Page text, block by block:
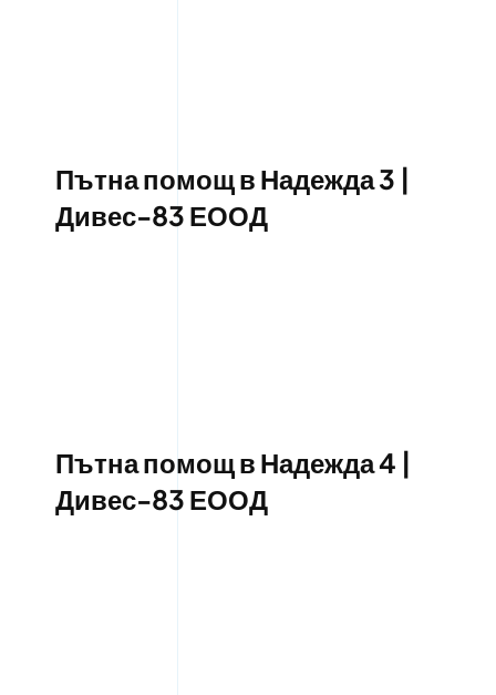
Пътна помощ в Надежда 3 |
Дивес-83 ЕООД
Пътна помощ в Надежда 4 |
Дивес-83 ЕООД